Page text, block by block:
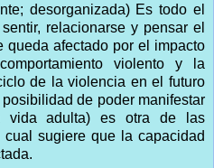
desorganizada) Es todo el
relacionarse y pensar el
queda afectado por el impacto
violento y la
de la violencia en el futuro
de poder manifestar
vida adulta) es otra de las
sugiere que la capacidad